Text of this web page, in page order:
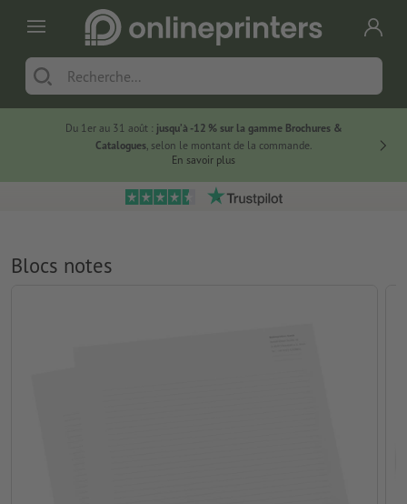
Du 1er au 31 août : jusqu’à -12 % sur la gamme Brochures &
Catalogues, selon le montant de la commande.
En savoir plus
Blocs notes